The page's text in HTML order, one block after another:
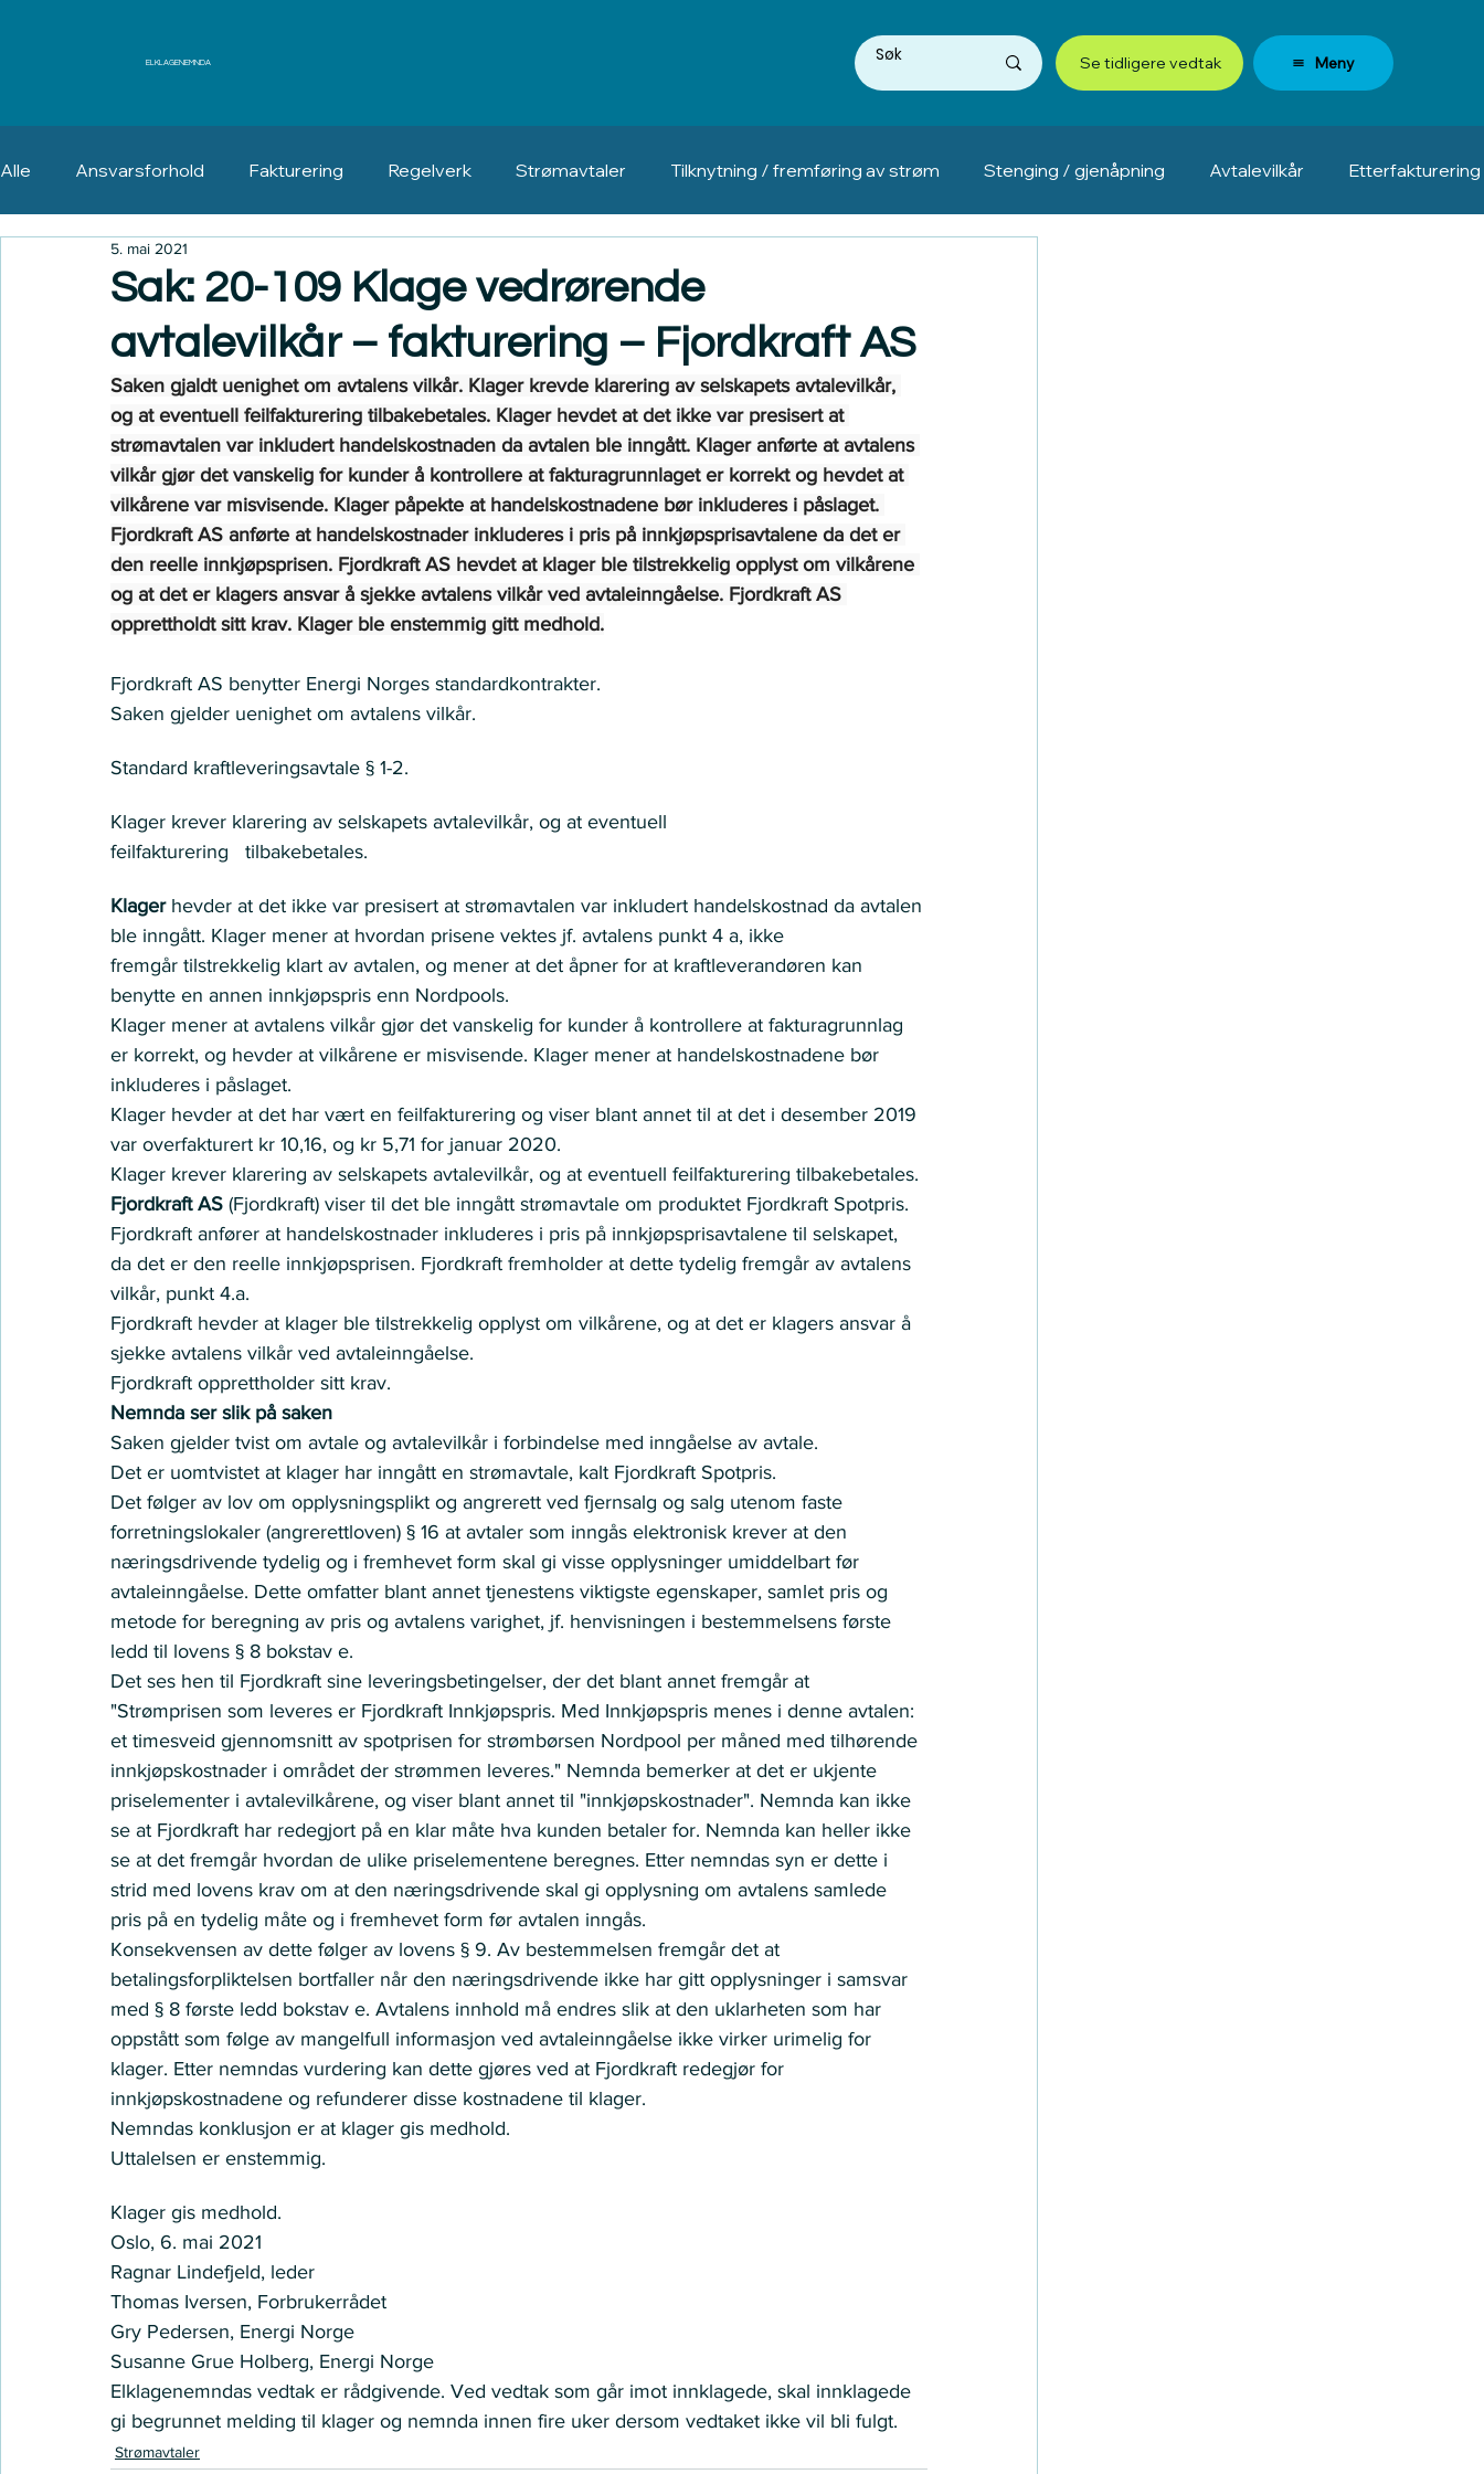
ELKLAGENEMNDA Se tidligere vedtak Meny
Alle Ansvarsforhold Fakturering Regelverk Strømavtaler Tilknytning / fremføring av strøm Stenging / gjenåpning Avtalevilkår Etterfakturering
Erstatning Angrerett
Sak: 20-109 Klage vedrørende
avtalevilkår – fakturering – Fjordkraft AS
5. mai 2021
Saken gjaldt uenighet om avtalens vilkår. Klager krevde klarering av selskapets avtalevilkår,
og at eventuell feilfakturering tilbakebetales. Klager hevdet at det ikke var presisert at
strømavtalen var inkludert handelskostnaden da avtalen ble inngått. Klager anførte at avtalens
vilkår gjør det vanskelig for kunder å kontrollere at fakturagrunnlaget er korrekt og hevdet at
vilkårene var misvisende. Klager påpekte at handelskostnadene bør inkluderes i påslaget.
Fjordkraft AS anførte at handelskostnader inkluderes i pris på innkjøpsprisavtalene da det er
den reelle innkjøpsprisen. Fjordkraft AS hevdet at klager ble tilstrekkelig opplyst om vilkårene
og at det er klagers ansvar å sjekke avtalens vilkår ved avtaleinngåelse. Fjordkraft AS
opprettholdt sitt krav. Klager ble enstemmig gitt medhold.
Fjordkraft AS benytter Energi Norges standardkontrakter.
Saken gjelder uenighet om avtalens vilkår.
Standard kraftleveringsavtale § 1-2.
Klager krever klarering av selskapets avtalevilkår, og at eventuell
feilfakturering   tilbakebetales.
Klager hevder at det ikke var presisert at strømavtalen var inkludert handelskostnad da avtalen
ble inngått. Klager mener at hvordan prisene vektes jf. avtalens punkt 4 a, ikke
fremgår tilstrekkelig klart av avtalen, og mener at det åpner for at kraftleverandøren kan
benytte en annen innkjøpspris enn Nordpools.
Klager mener at avtalens vilkår gjør det vanskelig for kunder å kontrollere at fakturagrunnlag
er korrekt, og hevder at vilkårene er misvisende. Klager mener at handelskostnadene bør
inkluderes i påslaget.
Klager hevder at det har vært en feilfakturering og viser blant annet til at det i desember 2019
var overfakturert kr 10,16, og kr 5,71 for januar 2020.
Klager krever klarering av selskapets avtalevilkår, og at eventuell feilfakturering tilbakebetales.
Fjordkraft AS (Fjordkraft) viser til det ble inngått strømavtale om produktet Fjordkraft Spotpris.
Fjordkraft anfører at handelskostnader inkluderes i pris på innkjøpsprisavtalene til selskapet,
da det er den reelle innkjøpsprisen. Fjordkraft fremholder at dette tydelig fremgår av avtalens
vilkår, punkt 4.a.
Fjordkraft hevder at klager ble tilstrekkelig opplyst om vilkårene, og at det er klagers ansvar å
sjekke avtalens vilkår ved avtaleinngåelse.
Fjordkraft opprettholder sitt krav.
Nemnda ser slik på saken
Saken gjelder tvist om avtale og avtalevilkår i forbindelse med inngåelse av avtale.
Det er uomtvistet at klager har inngått en strømavtale, kalt Fjordkraft Spotpris.
Det følger av lov om opplysningsplikt og angrerett ved fjernsalg og salg utenom faste
forretningslokaler (angrerettloven) § 16 at avtaler som inngås elektronisk krever at den
næringsdrivende tydelig og i fremhevet form skal gi visse opplysninger umiddelbart før
avtaleinngåelse. Dette omfatter blant annet tjenestens viktigste egenskaper, samlet pris og
metode for beregning av pris og avtalens varighet, jf. henvisningen i bestemmelsens første
ledd til lovens § 8 bokstav e.
Det ses hen til Fjordkraft sine leveringsbetingelser, der det blant annet fremgår at
"Strømprisen som leveres er Fjordkraft Innkjøpspris. Med Innkjøpspris menes i denne avtalen:
et timesveid gjennomsnitt av spotprisen for strømbørsen Nordpool per måned med tilhørende
innkjøpskostnader i området der strømmen leveres." Nemnda bemerker at det er ukjente
priselementer i avtalevilkårene, og viser blant annet til "innkjøpskostnader". Nemnda kan ikke
se at Fjordkraft har redegjort på en klar måte hva kunden betaler for. Nemnda kan heller ikke
se at det fremgår hvordan de ulike priselementene beregnes. Etter nemndas syn er dette i
strid med lovens krav om at den næringsdrivende skal gi opplysning om avtalens samlede
pris på en tydelig måte og i fremhevet form før avtalen inngås.
Konsekvensen av dette følger av lovens § 9. Av bestemmelsen fremgår det at
betalingsforpliktelsen bortfaller når den næringsdrivende ikke har gitt opplysninger i samsvar
med § 8 første ledd bokstav e. Avtalens innhold må endres slik at den uklarheten som har
oppstått som følge av mangelfull informasjon ved avtaleinngåelse ikke virker urimelig for
klager. Etter nemndas vurdering kan dette gjøres ved at Fjordkraft redegjør for
innkjøpskostnadene og refunderer disse kostnadene til klager.
Nemndas konklusjon er at klager gis medhold.
Uttalelsen er enstemmig.
Klager gis medhold.
Oslo, 6. mai 2021
Ragnar Lindefjeld, leder
Thomas Iversen, Forbrukerrådet
Gry Pedersen, Energi Norge
Susanne Grue Holberg, Energi Norge
Elklagenemndas vedtak er rådgivende. Ved vedtak som går imot innklagede, skal innklagede
gi begrunnet melding til klager og nemnda innen fire uker dersom vedtaket ikke vil bli fulgt.
Strømavtaler